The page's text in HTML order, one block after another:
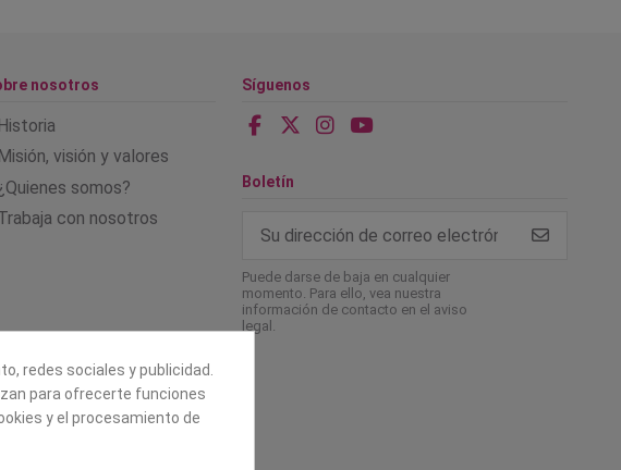
nosotros
Historia
Misión, visión y valores
somos?
con nosotros
Síguenos
Boletín
Puede darse de baja en cualquier
momento. Para ello, vea nuestra
información de contacto en el aviso
legal.
redes sociales y publicidad.
para ofrecerte funciones
y el procesamiento de